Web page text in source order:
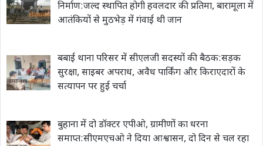
निर्माण:जल्द स्थापित होगी हवलदार की प्रतिमा, बारामूला में
आतंकियों से मुठभेड़ में गंवाई थी जान
बबाई थाना परिसर में सीएलजी सदस्यों की बैठक:सड़क
सुरक्षा, साइबर अपराध, अवैध पार्किंग और किराएदारों के
सत्यापन पर हुई चर्चा
बुहाना में दो डॉक्टर एपीओ, ग्रामीणों का धरना
समाप्त:सीएमएचओ ने दिया आश्वासन, दो दिन से चल रहा